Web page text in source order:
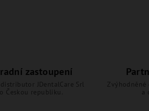
zastoupení
JDentalCare Srl
Českou republiku.
Zvýhodněné
a